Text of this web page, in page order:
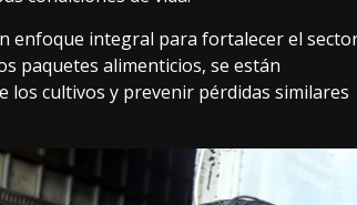
enfoque integral para fortalecer el
paquetes alimenticios, se están
los cultivos y prevenir pérdidas similares